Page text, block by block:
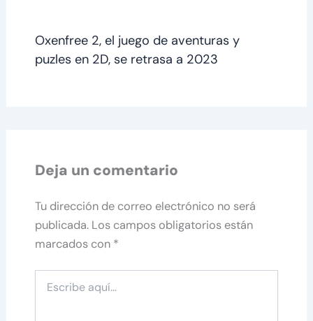
Oxenfree 2, el juego de aventuras y
puzles en 2D, se retrasa a 2023
Deja un comentario
Tu dirección de correo electrónico no será
publicada. Los campos obligatorios están
marcados con *
aquí...